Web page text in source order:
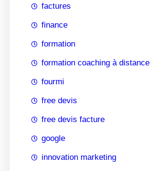
factures
finance
formation
formation coaching à distance
fourmi
free devis
free devis facture
google
innovation marketing